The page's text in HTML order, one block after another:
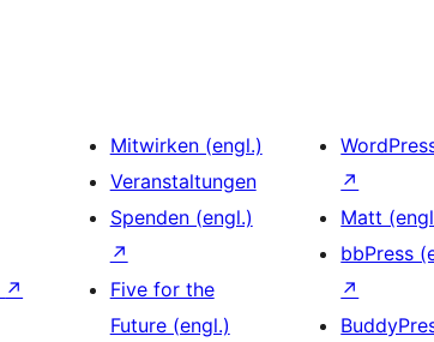
↗
Mitwirken (engl.)
Veranstaltungen
Spenden (engl.)
↗
Five for the
Future (engl.)
↗
Matt
bbPress
↗